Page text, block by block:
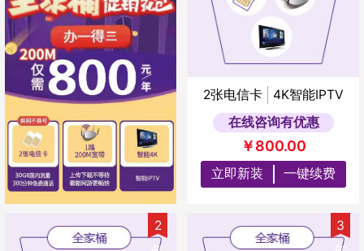
2张电信卡
4K智能IPTV
在线咨询有优惠
￥800.00
立即新装 一键续费
2
3